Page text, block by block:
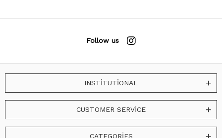
Follow us
INSTİTUTİONAL
CUSTOMER SERVİCE
CATEGORİES